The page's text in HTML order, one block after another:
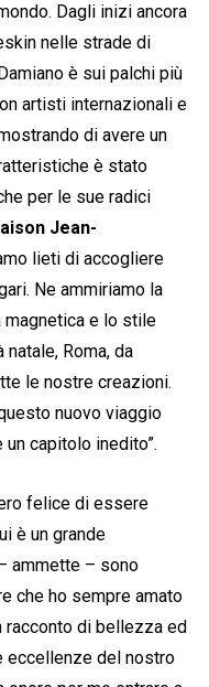
Dagli inizi ancora
nelle strade di
è sui palchi più
artisti internazionali e
di avere un
è stato
per le sue radici
Jean-
lieti di accogliere
Ne ammiriamo la
magnetica e lo stile
Roma, da
le nostre creazioni.
nuovo viaggio
capitolo inedito”.
felice di essere
è un grande
ammette – sono
che ho sempre amato
racconto di bellezza ed
eccellenze del nostro